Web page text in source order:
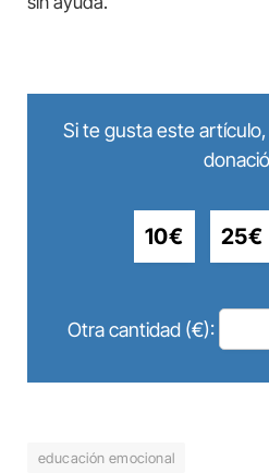
Si te gusta este
10€ 25€
Otra cantidad (€):
educación emocional